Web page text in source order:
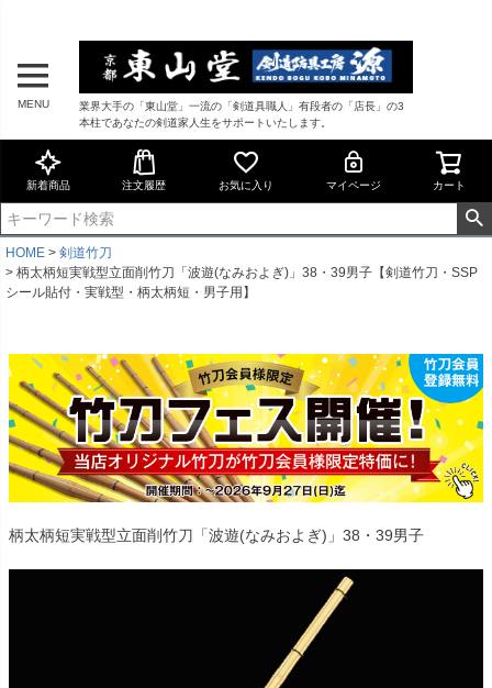
MENU
業界大手の「東山堂」一流の「剣道具職人」有段者の「店長」の3
本柱であなたの剣道家人生をサポートいたします。
新着商品 注文履歴 お気に入り マイページ カート
HOME
剣道竹刀
柄太柄短実戦型立面削竹刀「波遊(なみおよぎ)」38・39男子【剣道竹刀・SSP
シール貼付・実戦型・柄太柄短・男子用】
柄太柄短実戦型立面削竹刀「波遊(なみおよぎ)」38・39男子